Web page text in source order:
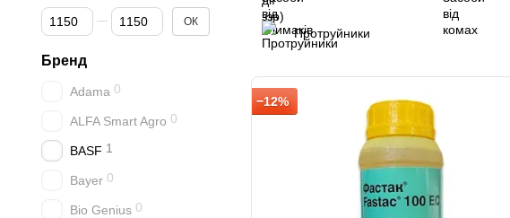
Протруйники
−12%
Від Ціна, грн
До Ціна, грн ОК
Бренд
Adama 0
ALFA Smart Agro 0
BASF 1
Bayer 0
Bio Genius 0